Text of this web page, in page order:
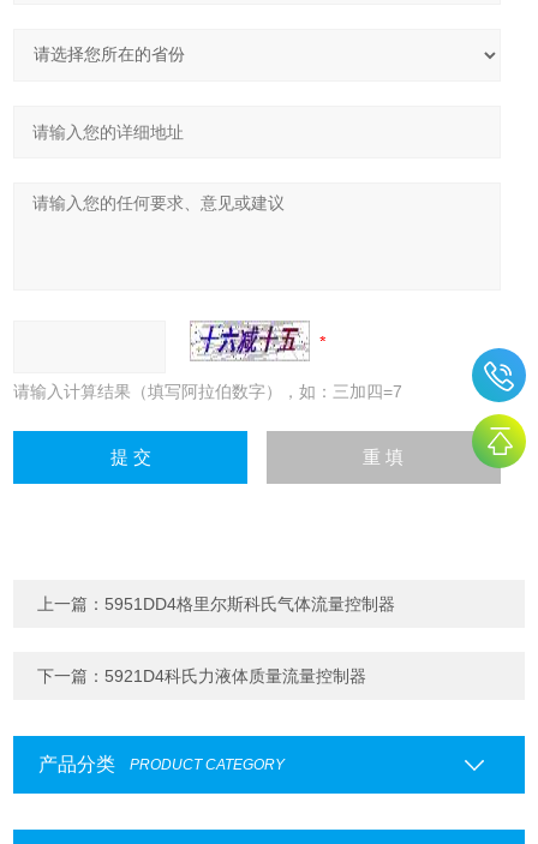
请输入计算结果（填写阿拉伯数字），如：三加四=7
上一篇： 5951DD4格里尔斯科氏气体流量控制器
下一篇： 5921D4科氏力液体质量流量控制器
产品分类 PRODUCT CATEGORY